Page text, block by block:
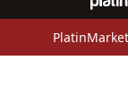
PlatinMarket